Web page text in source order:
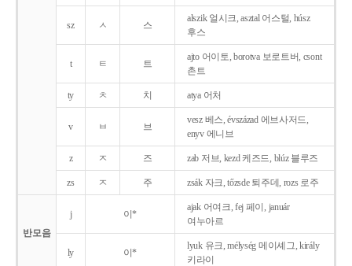
sz ㅅ 스
alszik 얼시크, asztal 어스털, húsz
후스
t ㅌ 트
ajto 어이토, borotva 보로트버, csont
촌트
ty ㅊ 치 atya 어처
v ㅂ 브
vesz 베스, évszázad 에브사저드,
enyv 에니브
z ㅈ 즈 zab 저브, kezd 케즈드, blúz 블루즈
zs ㅈ 주 zsák 자크, tőzsde 퇴주데, rozs 로주
반모음
j 이*
ajak 어여크, fej 페이, január
여누아르
ly 이*
lyuk 유크, mélység 메이셰그, király
키라이